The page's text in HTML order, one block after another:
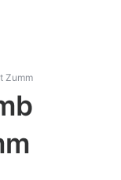
Zumm